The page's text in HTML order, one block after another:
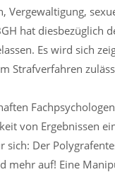
Vergewaltigung,
hat diesbezüglich
Es wird sich
Strafverfahren
von Ergebnissen
sich: Der
mehr auf! Eine